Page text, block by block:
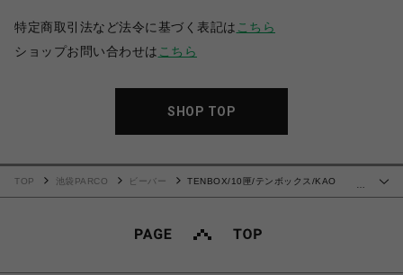
特定商取引法など法令に基づく表記は こちら
ショップお問い合わせは こちら
SHOP TOP
TOP 池袋PARCO ビーバー
TENBOX/10匣/テンボックス/KAO